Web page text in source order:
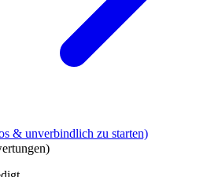
& unverbindlich zu starten)